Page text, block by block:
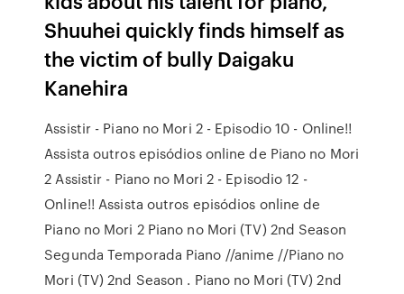
Shuuhei quickly finds himself as
the victim of bully Daigaku
Kanehira
Assistir - Piano no Mori 2 - Episodio 10 - Online!!
Assista outros episódios online de Piano no Mori
2 Assistir - Piano no Mori 2 - Episodio 12 -
Online!! Assista outros episódios online de
Piano no Mori 2 Piano no Mori (TV) 2nd Season
Segunda Temporada Piano //anime //Piano no
Mori (TV) 2nd Season . Piano no Mori (TV) 2nd